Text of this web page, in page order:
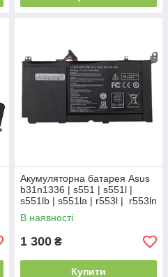
Акумуляторна батарея Asus
b31n1336 | s551 | s551l |
s551lb | s551la | r553l | r553ln
| k551l | k551ln
В наявності
1 300 ₴
Купити